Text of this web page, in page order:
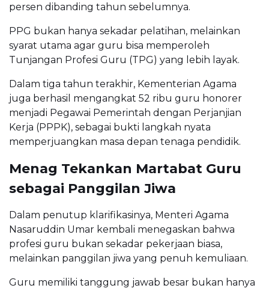
persen dibanding tahun sebelumnya.
PPG bukan hanya sekadar pelatihan, melainkan
syarat utama agar guru bisa memperoleh
Tunjangan Profesi Guru (TPG) yang lebih layak.
Dalam tiga tahun terakhir, Kementerian Agama
juga berhasil mengangkat 52 ribu guru honorer
menjadi Pegawai Pemerintah dengan Perjanjian
Kerja (PPPK), sebagai bukti langkah nyata
memperjuangkan masa depan tenaga pendidik.
Menag Tekankan Martabat Guru
sebagai Panggilan Jiwa
Dalam penutup klarifikasinya, Menteri Agama
Nasaruddin Umar kembali menegaskan bahwa
profesi guru bukan sekadar pekerjaan biasa,
melainkan panggilan jiwa yang penuh kemuliaan.
Guru memiliki tanggung jawab besar bukan hanya